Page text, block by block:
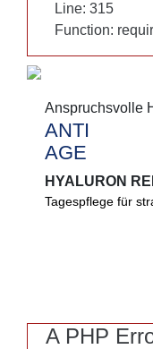
Line: 315
Function:
Anspruchsvolle
ANTI
AGE
HYALURON
Straffende,
Line: 315
Function:
Anspruchsvolle
ANTI
AGE
HYALURON
Tagespflege für
A PHP
A PHP